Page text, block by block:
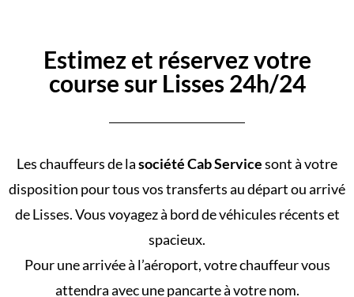
Estimez et réservez votre
course sur Lisses 24h/24
Les chauffeurs de lasociété Cab Servicesont à votre
disposition pour tous vos transferts au départ ou arrivé
de Lisses. Vous voyagez à bord de véhicules récents et
spacieux.
Pour une arrivée à l’aéroport, votre chauffeur vous
attendra avec une pancarte à votre nom.